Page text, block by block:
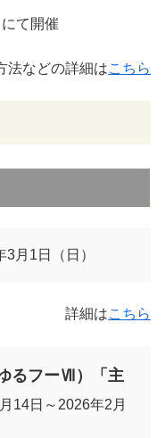
て開催
法などの詳細はこちら
3月1日（日）
詳細はこちら
るフーⅦ）「主
14日～ 2026年2月